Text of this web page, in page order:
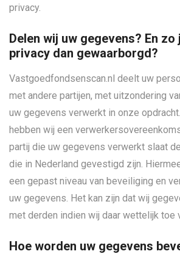
privacy.
Delen wij uw gegevens? En zo
privacy dan gewaarborgd?
Vastgoedfondsenscan.nl deelt uw
met andere partijen, met uitzondering
uw gegevens verwerkt in onze
hebben wij een
partij die uw gegevens verwerkt slaat
die in Nederland gevestigd zijn.
een gepast niveau van beveiliging en
uw gegevens. Het kan zijn dat wij
met derden indien wij daar wettelijk toe
Hoe worden uw gegevens